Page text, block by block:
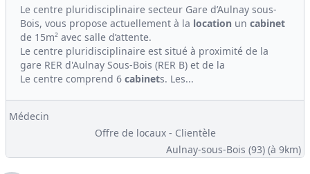
Le centre pluridisciplinaire secteur Gare d’Aulnay sous-
Bois, vous propose actuellement à la location un cabinet
de 15m² avec salle d’attente.
Le centre pluridisciplinaire est situé à proximité de la
gare RER d'Aulnay Sous-Bois (RER B) et de la
Le centre comprend 6 cabinets. Les...
Médecin
Offre de locaux - Clientèle
Aulnay-sous-Bois (93) (à 9km)